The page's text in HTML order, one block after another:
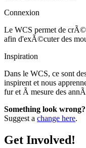
Connexion
Le WCS permet de
afin d'exÃ©cuter des
Inspiration
Dans le WCS, ce sont
inspirent et nous
fur et Ã mesure des
Something look wrong?
Suggest a change here.
Get Involved!